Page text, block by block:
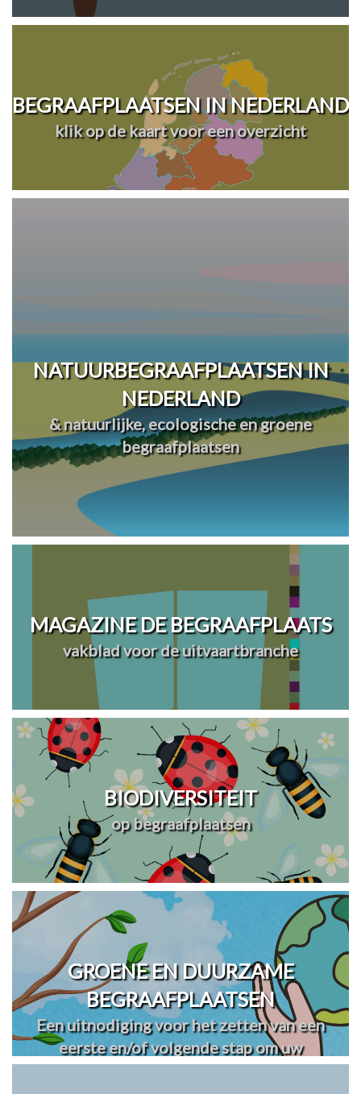
BEGRAAFPLAATSEN IN NEDERLAND
klik op de kaart voor een overzicht
NATUURBEGRAAFPLAATSEN IN
NEDERLAND
& natuurlijke, ecologische en groene
begraafplaatsen
MAGAZINE DE BEGRAAFPLAATS
vakblad voor de uitvaartbranche
BIODIVERSITEIT
op begraafplaatsen
GROENE EN DUURZAME
BEGRAAFPLAATSEN
Een uitnodiging voor het zetten van een
eerste en/of volgende stap om uw
begraafplaats(en) te vergroenen en